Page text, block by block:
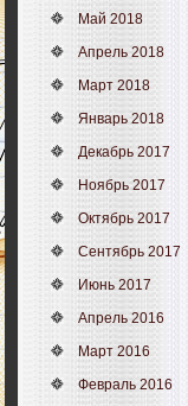
Май 2018
Апрель 2018
Март 2018
Январь 2018
Декабрь 2017
Ноябрь 2017
Октябрь 2017
Сентябрь 2017
Июнь 2017
Апрель 2016
Март 2016
Февраль 2016